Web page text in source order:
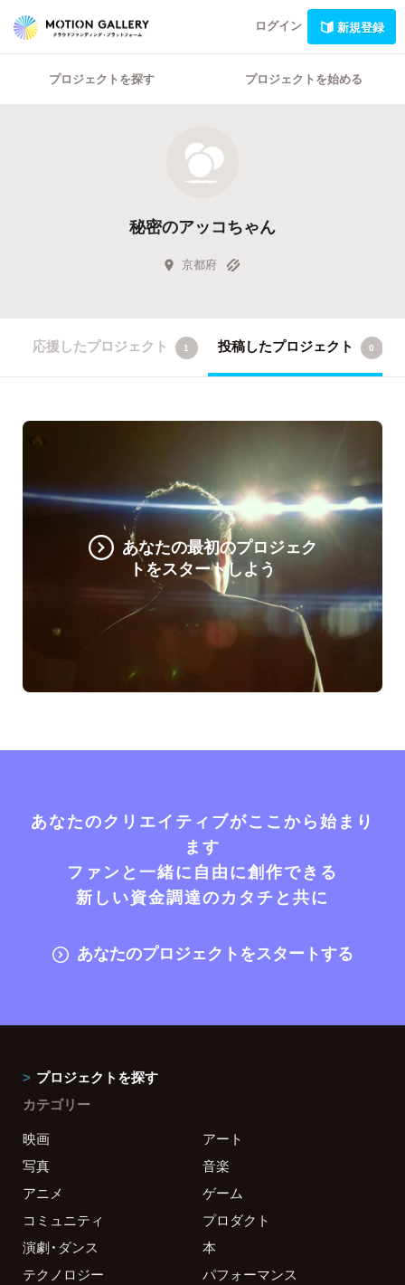
ログイン 新規登録
プロジェクトを探す プロジェクトを始める
秘密のアッコちゃん
京都府
応援したプロジェクト 1 投稿したプロジェクト 0
あなたの最初のプロジェク
トをスタートしよう
あなたのクリエイティブがここから始まり
ます
ファンと一緒に自由に創作できる
新しい資金調達のカタチと共に
あなたのプロジェクトをスタートする
プロジェクトを探す
カテゴリー
映画
アート
写真
音楽
アニメ
ゲーム
コミュニティ
プロダクト
演劇・ダンス
本
テクノロジー
パフォーマンス